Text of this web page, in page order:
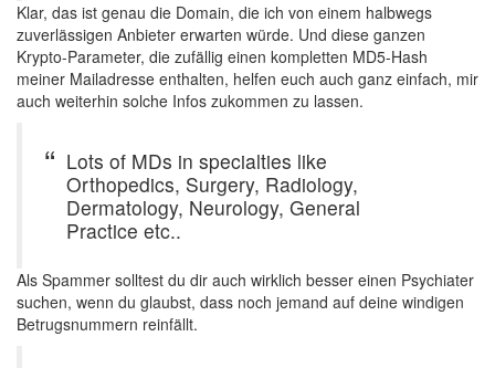
Klar, das ist genau die Domain, die ich von einem halbwegs
zuverlässigen Anbieter erwarten würde. Und diese ganzen
Krypto-Parameter, die zufällig einen kompletten MD5-Hash
meiner Mailadresse enthalten, helfen euch auch ganz einfach, mir
auch weiterhin solche Infos zukommen zu lassen.
Lots of MDs in specialties like
Orthopedics, Surgery, Radiology,
Dermatology, Neurology, General
Practice etc..
Als Spammer solltest du dir auch wirklich besser einen Psychiater
suchen, wenn du glaubst, dass noch jemand auf deine windigen
Betrugsnummern reinfällt.